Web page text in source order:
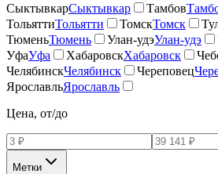
СыктывкарСыктывкар Тамбов
ТольяттиТольятти ТомскТомск
ТюменьТюмень Улан-удэУлан-удэ
УфаУфа ХабаровскХабаровск
ЧелябинскЧелябинск Череповец
ЯрославльЯрославль
Цена, от/до
Метки